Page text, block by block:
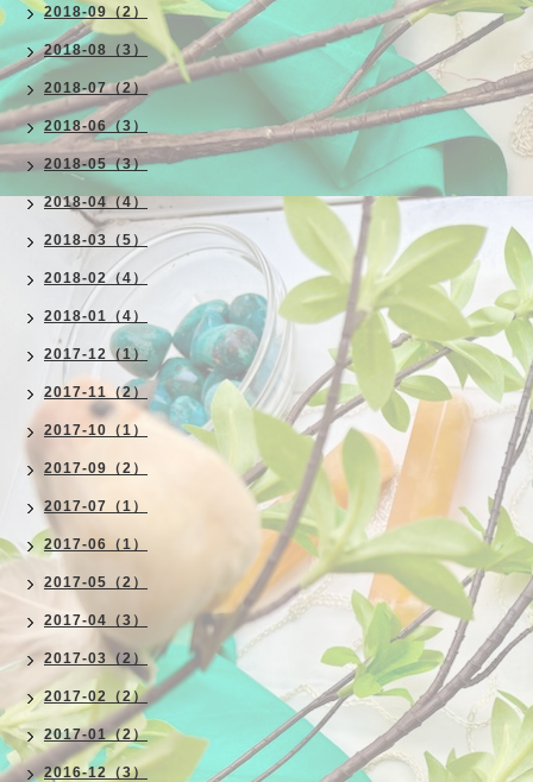
2018-09（2）
2018-08（3）
2018-07（2）
2018-06（3）
2018-05（3）
2018-04（4）
2018-03（5）
2018-02（4）
2018-01（4）
2017-12（1）
2017-11（2）
2017-10（1）
2017-09（2）
2017-07（1）
2017-06（1）
2017-05（2）
2017-04（3）
2017-03（2）
2017-02（2）
2017-01（2）
2016-12（3）